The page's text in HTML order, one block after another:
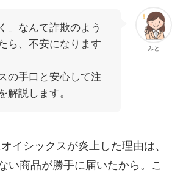
みと
」なんて詐欺のよう
ら、不安になります
の手口と安心して注
解説します。
イシックスが炎上した理由は、
い商品が勝手に届いたから。こ